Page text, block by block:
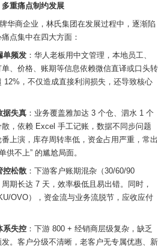
重痛点制约发展
华商企业，林氏集团在发展过程中，逐渐陷
点集中在四大方面：
单频发：华人老板用中文管理，本地员工、
、价格、账期等信息依赖微信直译或口头转
12%，不仅造成直接利润损失，还导致核心
据失真：业务覆盖雅加达 3 个仓、泗水 1 个
，依赖 Excel 手工记账，数据不同步问题
上演，库存周转率低，资金占用严重，常出
供不上” 的尴尬局面。
控松散：下游客户账期混杂（30/60/90
期长达 7 天，效率极低且易出错。同时，
OVO），资金流与业务流脱节，应收应付
系失控：下游 800 + 经销商层级复杂，缺乏
。客户分级不清晰，老客户无专属优惠、新